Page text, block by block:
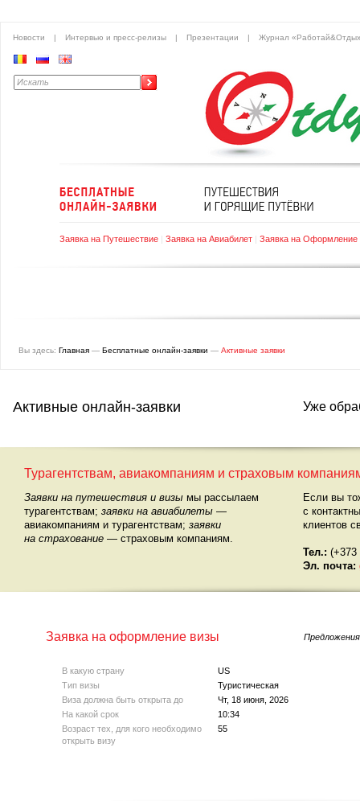
Новости | Интервью и пресс-релизы | Презентации | Журнал
Заявка на Путешествие | Заявка на Авиабилет | Заявка на Оформление
Вы здесь: Главная — Бесплатные онлайн-заявки — Активные заявки
Уже
Активные онлайн-заявки
Турагентствам, авиакомпаниям и страховым
Заявки на путешествия и визы мы рассылаем
турагентствам; заявки на авиабилеты —
авиакомпаниям и турагентствам; заявки
на страхование — страховым компаниям.
Если вы
с
клиентов
Тел.: (+373
Эл. почта:
Заявка на оформление визы
В какую страну
US
Тип визы
Туристическая
Виза должна быть открыта до
Чт, 18 июня, 2026
На какой срок
10:34
Возраст тех, для кого необходимо
открыть визу
55